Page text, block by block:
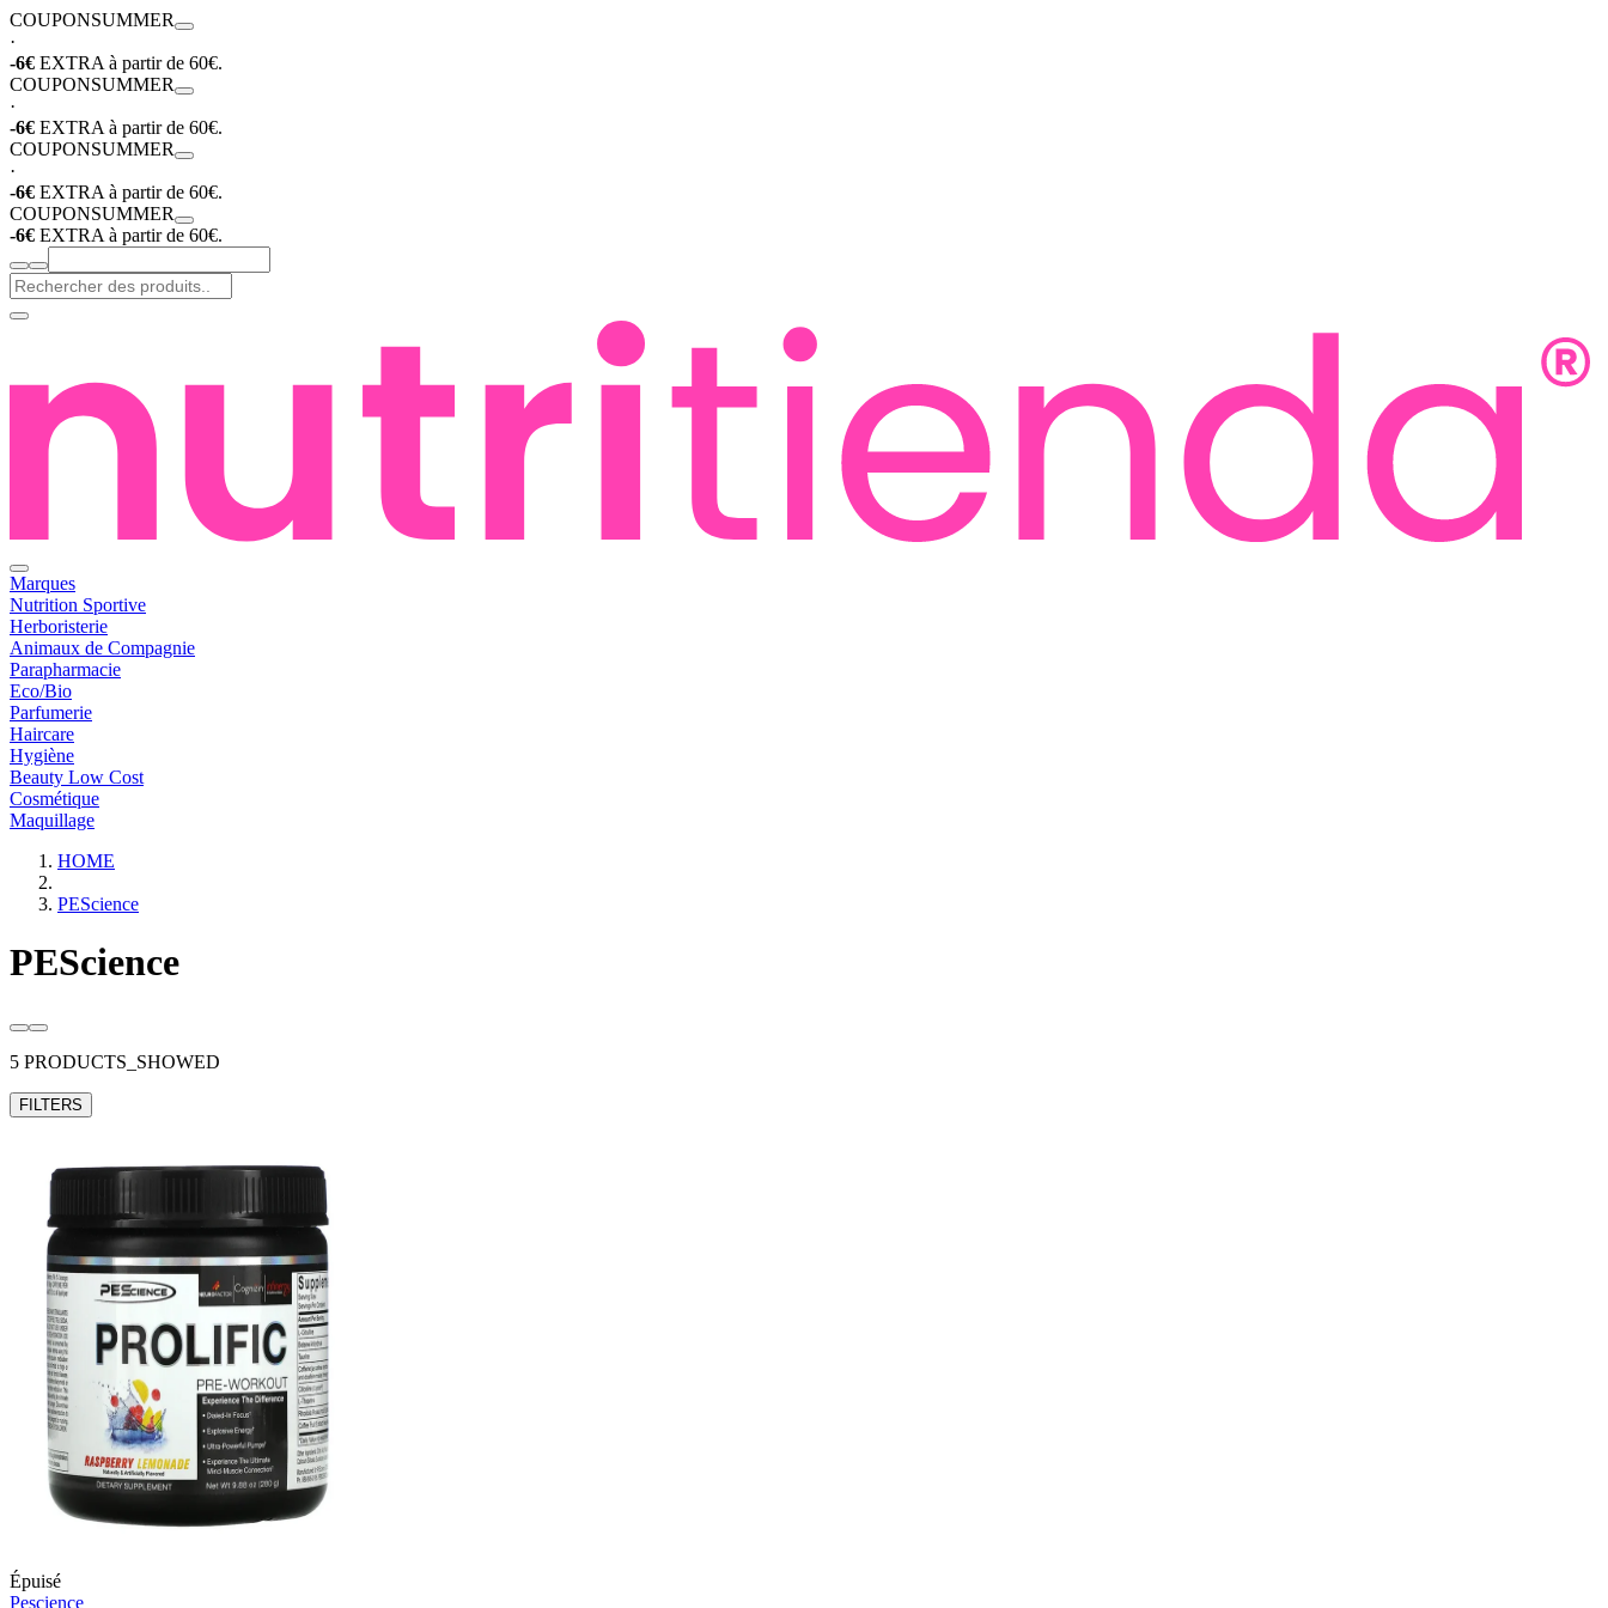
COUPONSUMMER
·
-6€ EXTRA à partir de 60€.
COUPONSUMMER
·
-6€ EXTRA à partir de 60€.
COUPONSUMMER
·
-6€ EXTRA à partir de 60€.
COUPONSUMMER
-6€ EXTRA à partir de 60€.
Marques
Nutrition Sportive
Herboristerie
Animaux de Compagnie
Parapharmacie
Eco/Bio
Parfumerie
Haircare
Hygiène
Beauty Low Cost
Cosmétique
Maquillage
HOME
PEScience
PEScience
5 PRODUCTS_SHOWED
FILTERS
Épuisé
Pescience